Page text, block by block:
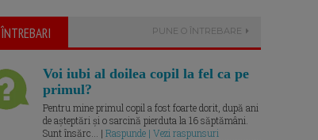
ÎNTREBARI PUNE O ÎNTREBARE
Voi iubi al doilea copil la fel ca pe
primul?
Pentru mine primul copil a fost foarte dorit, după ani
de așteptări și o sarcină pierduta la 16 săptămâni.
Sunt însărc... | Raspunde | Vezi raspunsuri